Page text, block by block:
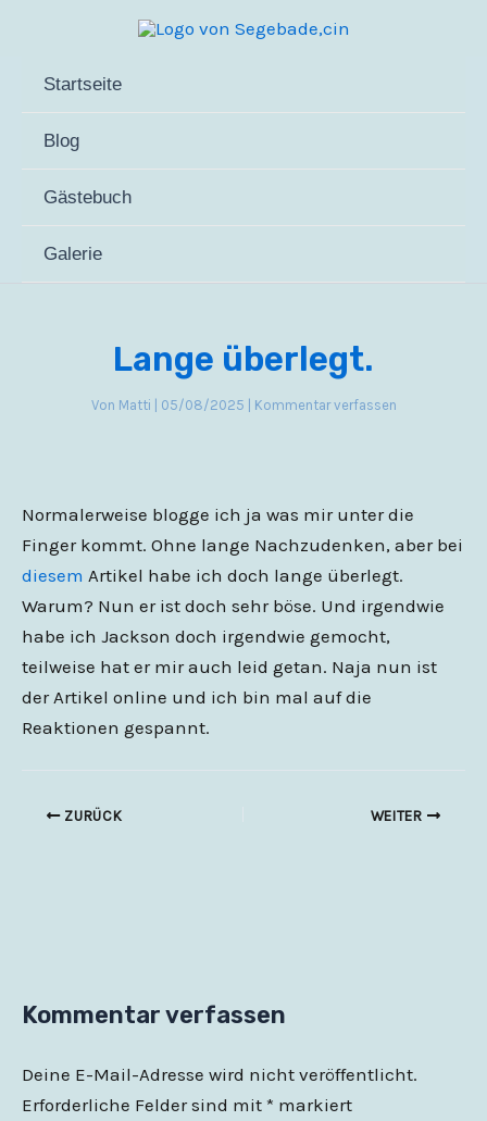
springenStartseite
Blog
Gästebuch
Galerie
Lange überlegt.
Von Matti 05/08/2025 Kommentar verfassen
Normalerweise blogge ich ja was mir unter die
Finger kommt. Ohne lange Nachzudenken, aber bei
diesem Artikel habe ich doch lange überlegt.
Warum? Nun er ist doch sehr böse. Und irgendwie
habe ich Jackson doch irgendwie gemocht,
teilweise hat er mir auch leid getan. Naja nun ist
der Artikel online und ich bin mal auf die
Reaktionen gespannt.
ZURÜCK WEITER
Kommentar verfassen
Deine E-Mail-Adresse wird nicht veröffentlicht.
Erforderliche Felder sind mit * markiert